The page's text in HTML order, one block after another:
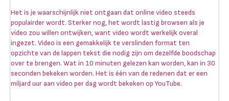
Het is je waarschijnlijk niet ontgaan dat online video steeds
populairder wordt. Sterker nog, het wordt lastig browsen als je
video zou willen ontwijken, want video wordt werkelijk overal
ingezet. Video is een gemakkelijk te verslinden format ten
opzichte van de lappen tekst die nodig zijn om dezelfde boodschap
over te brengen. Wat in 10 minuten gelezen kan worden, kan in 30
seconden bekeken worden. Het is één van de redenen dat er een
miljard uur aan video per dag wordt bekeken op YouTube.